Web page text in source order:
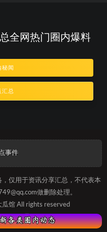
全网热门圈内爆料
秘闻
汇总
事件
仅用于资讯分享汇总，不代表本
做删除处理。
瓜馆 All rights reserved
号